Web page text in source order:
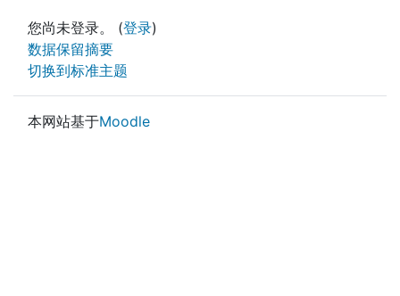
您尚未登录。 (登录)
‎数据保留摘要‎
切换到标准主题
本网站基于Moodle